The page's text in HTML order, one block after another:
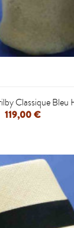
Classique Bleu
119,00 €